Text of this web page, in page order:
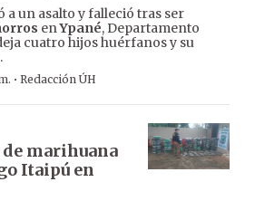
a un asalto y falleció tras ser
enYpané, Departamento
cuatro hijos huérfanos y su
· Redacción ÚH
marihuana
Itaipú en